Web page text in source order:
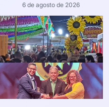
6 de agosto de 2026